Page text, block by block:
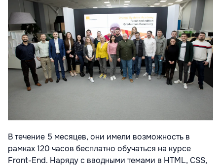
В течение 5 месяцев, они имели возможность в
рамках 120 часов бесплатно обучаться на курсе
Front-End. Наряду с вводными темами в HTML, CSS,